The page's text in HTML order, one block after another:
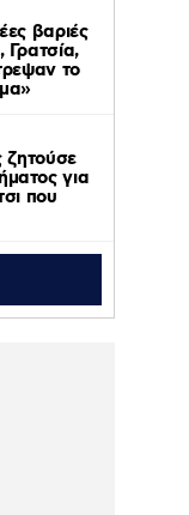
βαριές
Γρατσία,
το
ζητούσε
για
που